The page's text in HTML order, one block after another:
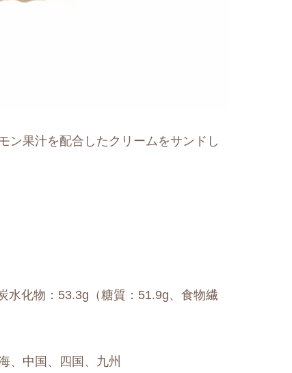
ン果汁を配合したクリームをサンドし
水化物：53.3g（糖質：51.9g、食物繊
、中国、四国、九州